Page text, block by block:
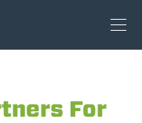
For